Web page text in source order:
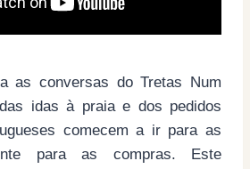
as conversas do Tretas Num
idas à praia e dos pedidos
comecem a ir para as
para as compras. Este